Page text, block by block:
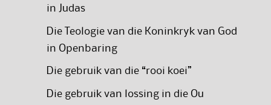
in Judas
Die Teologie van die Koninkryk van God
in Openbaring
Die gebruik van die “rooi koei”
Die gebruik van lossing in die Ou